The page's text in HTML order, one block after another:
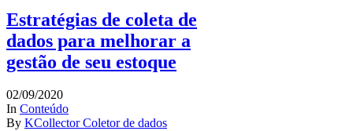
Estratégias de coleta de
dados para melhorar a
gestão de seu estoque
02/09/2020
In Conteúdo
By KCollector Coletor de dados